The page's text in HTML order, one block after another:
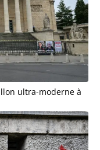
ultra-moderne à